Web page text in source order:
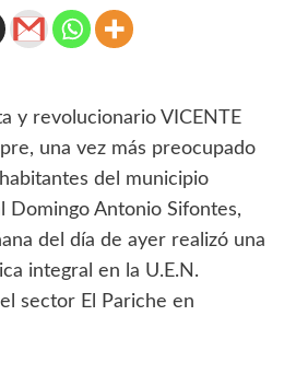
y revolucionario VICENTE
una vez más preocupado
del municipio
Domingo Antonio Sifontes,
del día de ayer realizó una
integral en la U.E.N.
sector El Pariche en